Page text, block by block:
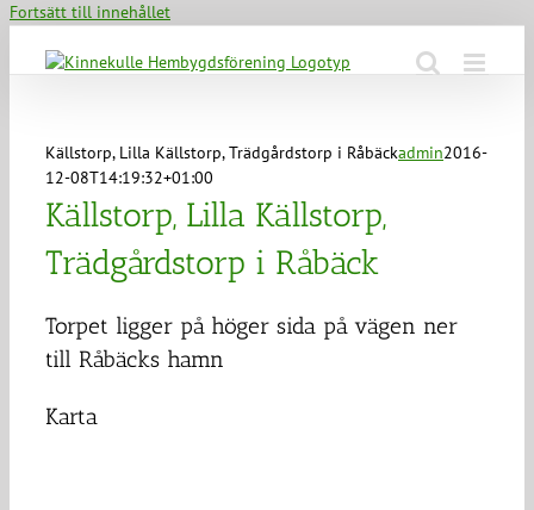
Fortsätt till innehållet
Källstorp, Lilla Källstorp, Trädgårdstorp i Råbäckadmin2016-
12-08T14:19:32+01:00
Källstorp, Lilla Källstorp,
Trädgårdstorp i Råbäck
Torpet ligger på höger sida på vägen ner
till Råbäcks hamn
Karta